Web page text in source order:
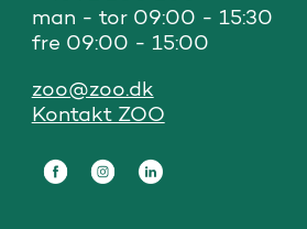
man - tor 09:00 - 15:30
fre 09:00 - 15:00
zoo@zoo.dk
Kontakt ZOO